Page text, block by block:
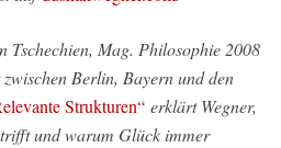
Tschechien, Mag. Philosophie 2008
Berlin, Bayern und den
Strukturen“ erklärt Wegner,
und warum Glück immer